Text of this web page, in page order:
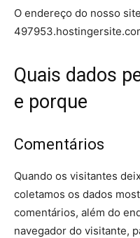
O endereço do nosso
Quais dados
e porque
Comentários
Quando os visitantes
coletamos os dados
comentários, além do
navegador do visitante,